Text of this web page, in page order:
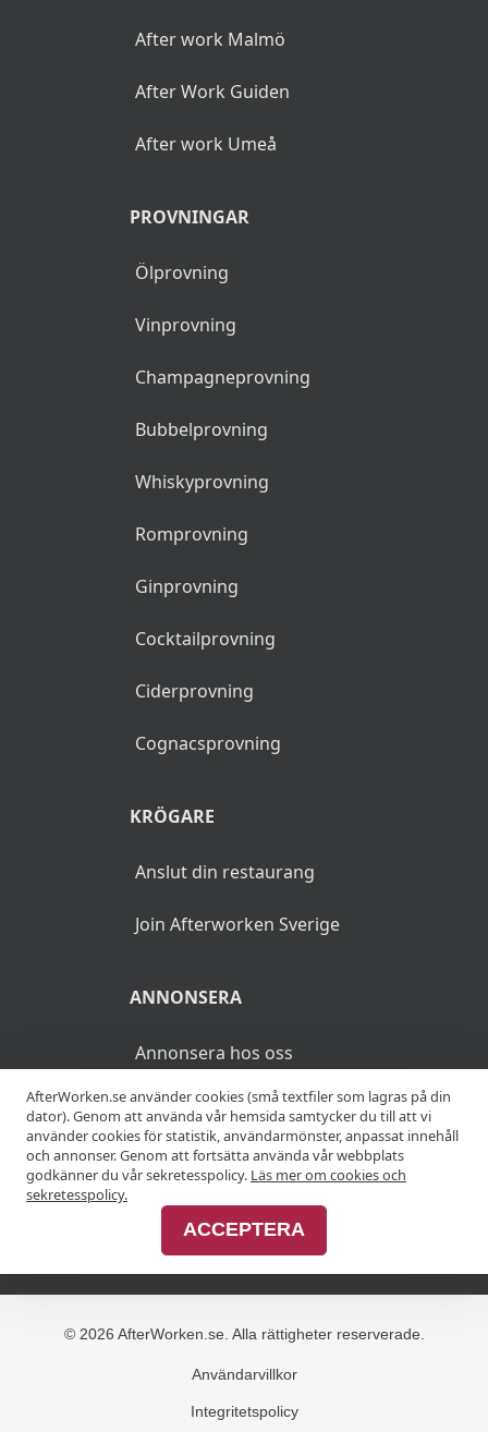
After work Malmö
After Work Guiden
After work Umeå
PROVNINGAR
Ölprovning
Vinprovning
Champagneprovning
Bubbelprovning
Whiskyprovning
Romprovning
Ginprovning
Cocktailprovning
Ciderprovning
Cognacsprovning
KRÖGARE
Anslut din restaurang
Join Afterworken Sverige
ANNONSERA
Annonsera hos oss
Advertise with us
MER
Alla afterworker
© 2026 AfterWorken.se. Alla rättigheter reserverade.
Användarvillkor
Integritetspolicy
AfterWorken.se använder cookies (små textfiler som lagras på din
dator). Genom att använda vår hemsida samtycker du till att vi
använder cookies för statistik, användarmönster, anpassat innehåll
och annonser. Genom att fortsätta använda vår webbplats
godkänner du vår sekretesspolicy. Läs mer om cookies och
sekretesspolicy.
ACCEPTERA